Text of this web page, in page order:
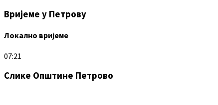
Вријеме у Петрову
Локално вријеме
07:21
Слике Општине Петрово